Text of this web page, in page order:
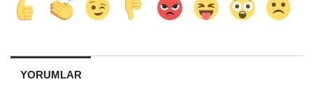
YORUMLAR